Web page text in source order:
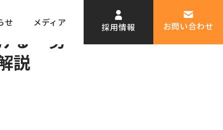
せ メディア 採用情報 お問い合わせ
のタイミングを見分ける「劣化サイン」は？症状別に適した工法を解説
る「劣
説